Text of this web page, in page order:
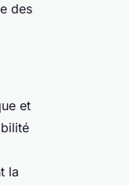
des
et
la